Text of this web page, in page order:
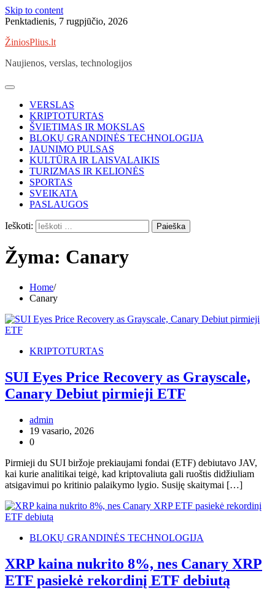
Skip to content
Penktadienis, 7 rugpjūčio, 2026
ŽiniosPlius.lt
Naujienos, verslas, technologijos
VERSLAS
KRIPTOTURTAS
ŠVIETIMAS IR MOKSLAS
BLOKŲ GRANDINĖS TECHNOLOGIJA
JAUNIMO PULSAS
KULTŪRA IR LAISVALAIKIS
TURIZMAS IR KELIONĖS
SPORTAS
SVEIKATA
PASLAUGOS
Ieškoti:
Žyma: Canary
Home
Canary
KRIPTOTURTAS
SUI Eyes Price Recovery as Grayscale,
Canary Debiut pirmieji ETF
admin
19 vasario, 2026
0
Pirmieji du SUI biržoje prekiaujami fondai (ETF) debiutavo JAV,
kai kurie analitikai teigė, kad kriptovaliuta gali ruoštis didžiuliam
atsigavimui po kritinio palaikymo lygio. Susiję skaitymai […]
BLOKŲ GRANDINĖS TECHNOLOGIJA
XRP kaina nukrito 8%, nes Canary XRP
ETF pasiekė rekordinį ETF debiutą